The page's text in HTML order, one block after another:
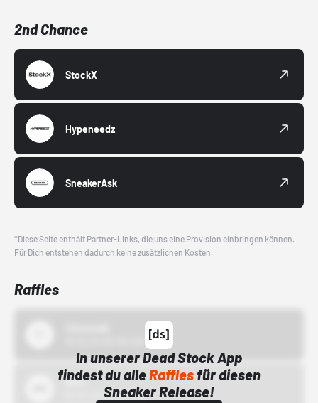
2nd Chance
StockX
Hypeneedz
SneakerAsk
*Diese Seite enthält Partner-Links, die uns eine Provision einbringen können.
Für Dich entstehen dadurch keine zusätzlichen Kosten.
Raffles
In unserer Dead Stock App
findest du alleRafflesfür diesen
Sneaker Release!
Bstn
01.10.22 00:00 Uhr